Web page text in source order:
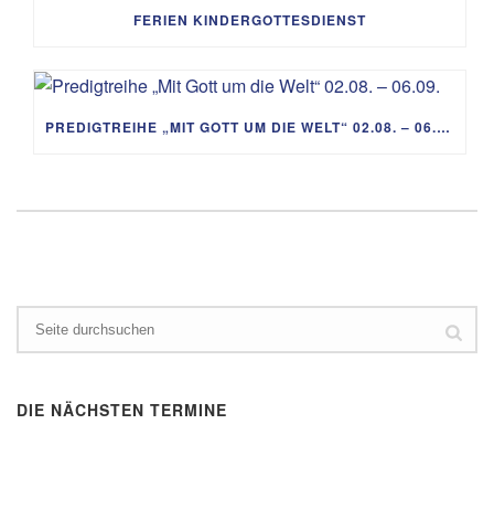
FERIEN KINDERGOTTESDIENST
PREDIGTREIHE „MIT GOTT UM DIE WELT“ 02.08. – 06.09.
DIE NÄCHSTEN TERMINE